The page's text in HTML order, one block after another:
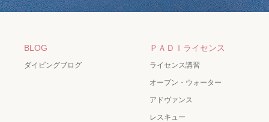
BLOG
ダイビングブログ
ＰＡＤＩライセンス
ライセンス講習
オープン・ウォーター
アドヴァンス
レスキュー